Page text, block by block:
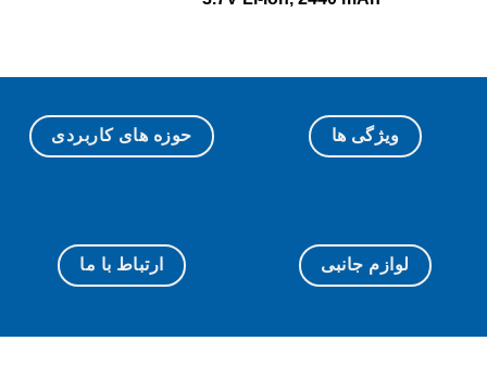
ویژگی ها حوزه های کاربردی
لوازم جانبی ارتباط با ما